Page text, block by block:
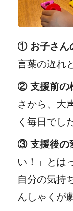
① お子さん
言葉の遅れ
② 支援前の
さから、大
く毎日でし
③ 支援後の
い！」とは
自分の気持
んしゃくが